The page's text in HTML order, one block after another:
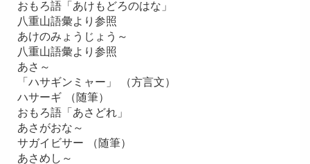
おもろ語「あけもどろのはな」
八重山語彙より参照
あけのみょうじょう～
八重山語彙より参照
あさ～
「ハサギンミャー」 （方言文）
ハサーギ （随筆）
おもろ語「あさどれ」
あさがおな～
サガイビサー （随筆）
あさめし～